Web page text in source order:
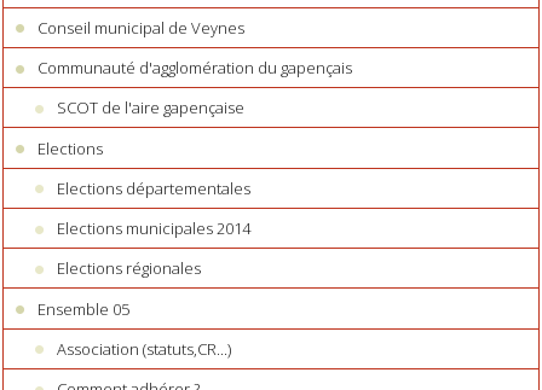
Conseil municipal de Veynes
Communauté d'agglomération du gapençais
SCOT de l'aire gapençaise
Elections
Elections départementales
Elections municipales 2014
Elections régionales
Ensemble 05
Association (statuts,CR...)